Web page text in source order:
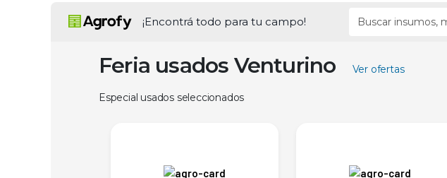
¡Encontrá todo para tu campo!
Feria usados Venturino Ver ofertas
Especial usados seleccionados